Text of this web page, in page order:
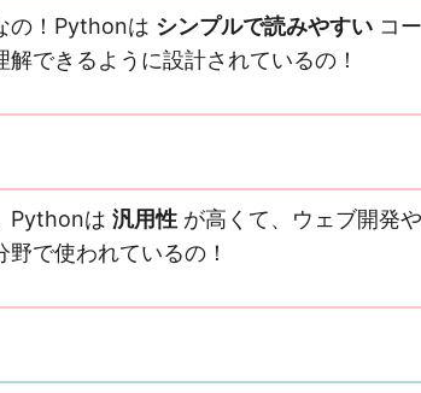
の！Pythonは シンプルで読みやすい コ
解できるように設計されているの！
Pythonは 汎用性 が高くて、ウェブ開発
野で使われているの！